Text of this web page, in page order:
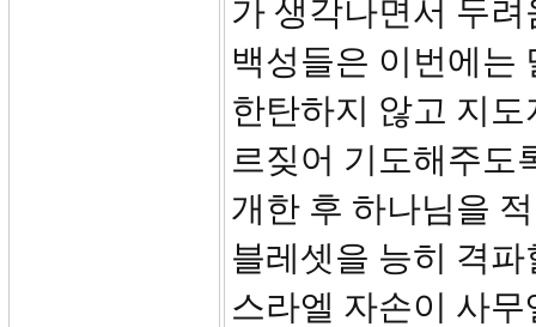
가 생각나면서 두
백성들은 이번에는
한탄하지 않고 지
르짖어 기도해주도
개한 후 하나님을
블레셋을 능히 격
스라엘 자손이 사